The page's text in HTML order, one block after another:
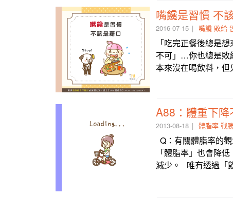
嘴饞是習慣 不
2016-07-15 嘴饞 敗給
「吃完正餐後總是
不可」…你也總是敗
本來沒在喝飲料，但
A88：體重下
2013-08-18 體脂率 戰
Q：有關體脂率的
「體脂率」也會降
減少。 唯有透過「